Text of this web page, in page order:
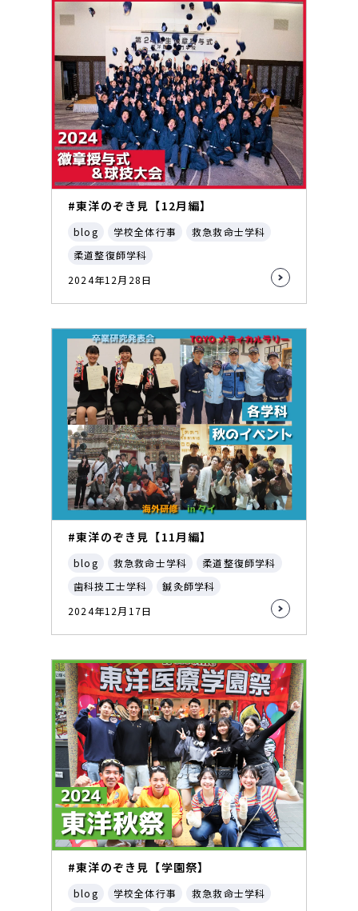
#東洋のぞき見【12月編】
blog 学校全体行事
救急救命士学科
柔道整復師学科
2024年12月28日
#東洋のぞき見【11月編】
blog 救急救命士学科
柔道整復師学科
歯科技工士学科
鍼灸師学科
2024年12月17日
#東洋のぞき見【学園祭】
blog 学校全体行事
救急救命士学科